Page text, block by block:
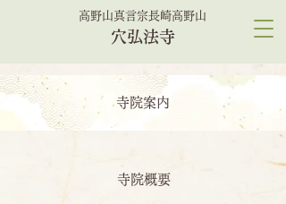
高野山真言宗長崎高野山
穴弘法寺
​寺院案内
寺院概要